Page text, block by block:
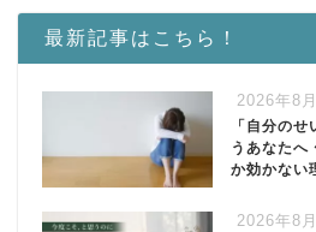
最新記事はこちら！
2026年8
「自分の
うあなたへ
か効かない
2026年8